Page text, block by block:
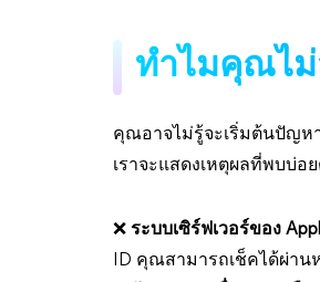
ทำไมคุณไม่
คุณอาจไม่รู้จะเริ่มต้นปัญห
เราจะแสดงเหตุผลที่พบบ่
❌ ระบบเซิร์ฟเวอร์ของ
ID คุณสามารถเช็คได้ผ่าน